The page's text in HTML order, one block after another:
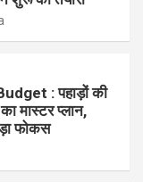
: पहाड़ों की
मास्टर प्लान,
फोकस